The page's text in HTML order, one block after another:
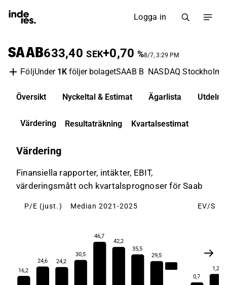
Logga in
SAAB633,40 SEK+0,70 %8/7, 3:29 PM
FöljUnder 1K följer bolagetSAAB B NASDAQ Stockholm
Översikt Nyckeltal & Estimat Ägarlista
Värdering Resultaträkning Kvartalsestimat
Värdering
Finansiella rapporter, intäkter, EBIT,
värderingsmått och kvartalsprognoser för Saab
P/E (just.) Median 2021-2025
16,2
24,6 24,2
30,5
46,7
42,2
35,5
29,5
EV/S
0,7
1,2